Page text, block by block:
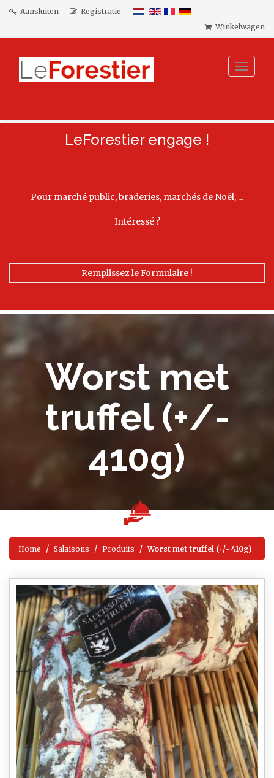
Aansluiten
Registratie
Winkelwagen
Toggle
LeForestier engage !
Pour marché public, braderies, marchés de Noël, ...
Intéressé ?
Remplissez le Formulaire !
Worst met
truffel (+/-
410g)
Home Salaisons Produits Worst met truffel (+/- 410g)